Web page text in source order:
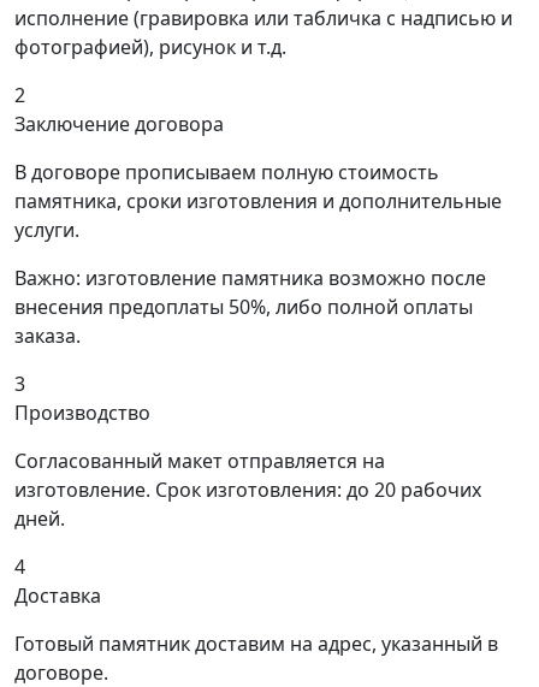
исполнение (гравировка или табличка с надписью и
фотографией), рисунок и т.д.
2
Заключение договора
В договоре прописываем полную стоимость
памятника, сроки изготовления и дополнительные
услуги.
Важно: изготовление памятника возможно после
внесения предоплаты 50%, либо полной оплаты
заказа.
3
Производство
Согласованный макет отправляется на
изготовление. Срок изготовления: до 20 рабочих
дней.
4
Доставка
Готовый памятник доставим на адрес, указанный в
договоре.